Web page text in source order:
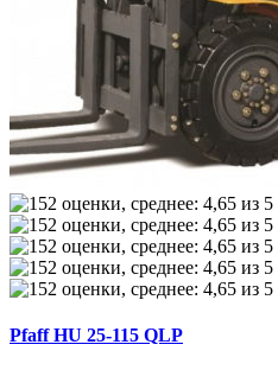
Pfaff HU 25-115 QLP